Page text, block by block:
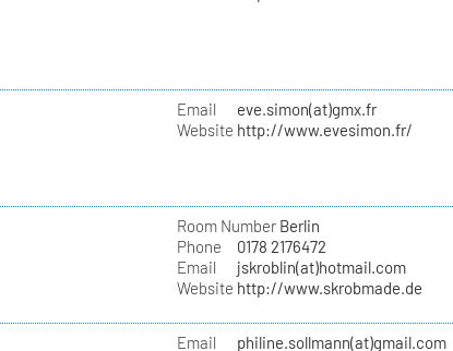
Email
eve.simon(at)gmx.fr
Website http://www.evesimon.fr/
Room NumberBerlin
Phone
0178 2176472
Email
jskroblin(at)hotmail.com
Website http://www.skrobmade.de
Email
philine.sollmann(at)gmail.com